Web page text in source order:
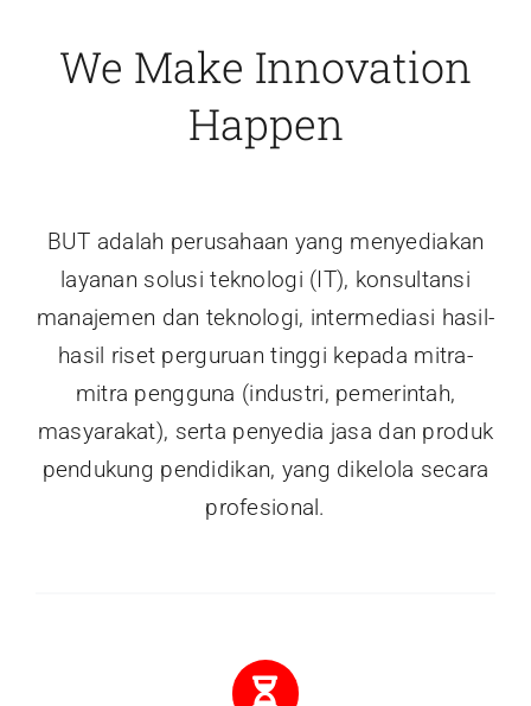
We Make Innovation
Happen
BUT adalah perusahaan yang menyediakan
layanan solusi teknologi (IT), konsultansi
manajemen dan teknologi, intermediasi hasil-
hasil riset perguruan tinggi kepada mitra-
mitra pengguna (industri, pemerintah,
masyarakat), serta penyedia jasa dan produk
pendukung pendidikan, yang dikelola secara
profesional.